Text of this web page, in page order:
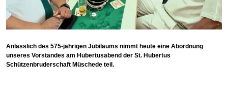
Anlässlich des 575-jährigen Jubiläums nimmt heute eine Abordnung
unseres Vorstandes am Hubertusabend der St. Hubertus
Schützenbruderschaft Müschede teil.